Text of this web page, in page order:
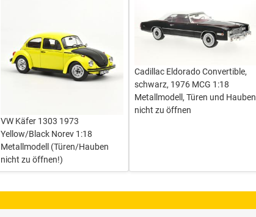
VW Käfer 1303 1973
Yellow/Black Norev 1:18
Metallmodell (Türen/Hauben
nicht zu öffnen!)
Cadillac Eldorado Convertible,
schwarz, 1976 MCG 1:18
Metallmodell, Türen und Hauben
nicht zu öffnen